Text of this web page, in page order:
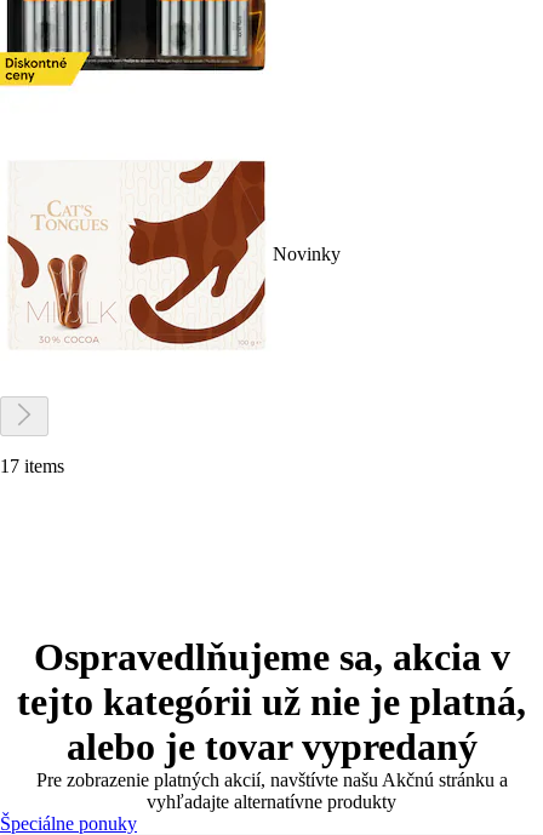
Novinky
17 items
Ospravedlňujeme sa, akcia v
tejto kategórii už nie je platná,
alebo je tovar vypredaný
Pre zobrazenie platných akcií, navštívte našu Akčnú stránku a
vyhľadajte alternatívne produkty
Špeciálne ponuky